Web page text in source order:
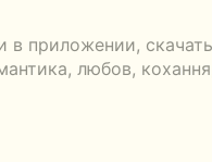
в приложении,
любов,